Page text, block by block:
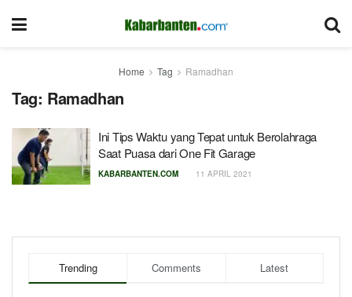
Home Tag Ramadhan
Tag: Ramadhan
Ini Tips Waktu yang Tepat untuk Berolahraga
Saat Puasa dari One Fit Garage
KABARBANTEN.COM 11 APRIL 2021
Trending Comments Latest